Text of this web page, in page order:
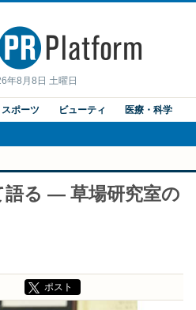
年8月8日 土曜日
スポーツ ビューティ 医療・科学
語る ― 草場研究室の
ポスト